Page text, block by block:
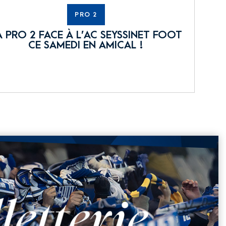
PRO 2
PRO 2 FACE À L’AC SEYSSINET FOOT
CE SAMEDI EN AMICAL !